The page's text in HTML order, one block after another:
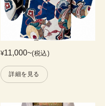
¥11,000~(税込)
詳細を見る